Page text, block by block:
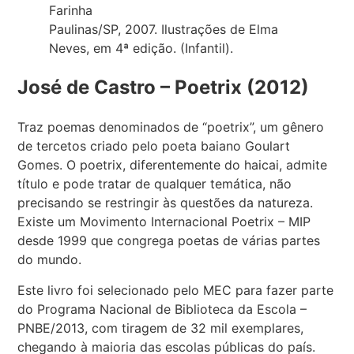
Paulinas/SP, 2007. Ilustrações de Elma
Neves, em 4ª edição. (Infantil).
José de Castro – Poetrix (2012)
Traz poemas denominados de “poetrix”, um gênero
de tercetos criado pelo poeta baiano Goulart
Gomes. O poetrix, diferentemente do haicai, admite
título e pode tratar de qualquer temática, não
precisando se restringir às questões da natureza.
Existe um Movimento Internacional Poetrix – MIP
desde 1999 que congrega poetas de várias partes
do mundo.
Este livro foi selecionado pelo MEC para fazer parte
do Programa Nacional de Biblioteca da Escola –
PNBE/2013, com tiragem de 32 mil exemplares,
chegando à maioria das escolas públicas do país.